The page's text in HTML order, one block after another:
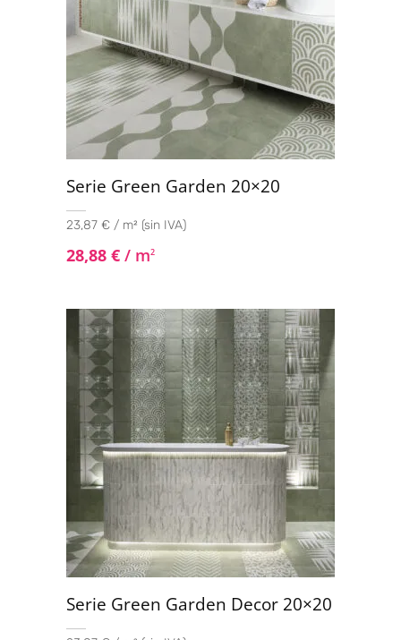
Serie Green Garden 20×20
23,87 € / m² (sin IVA)
28,88 € / m2
Serie Green Garden Decor 20×20